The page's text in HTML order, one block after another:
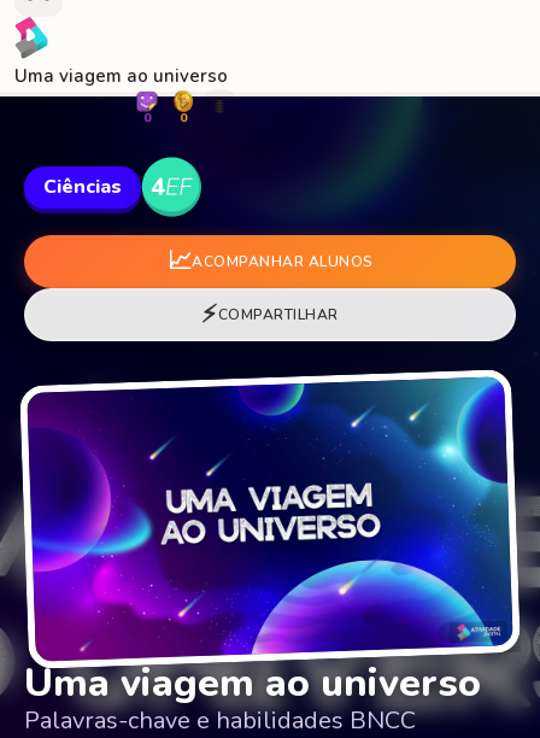
Uma viagem ao universo
0 0 🐛
Ciências
📈ACOMPANHAR ALUNOS
⚡COMPARTILHAR
Uma viagem ao universo
Palavras-chave e habilidades BNCC